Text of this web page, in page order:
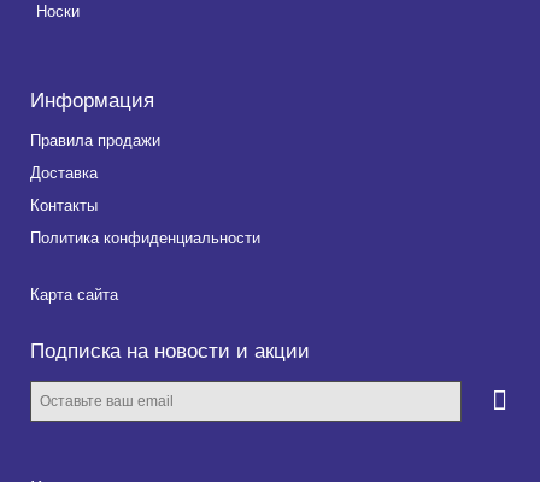
Носки
Информация
Правила продажи
Доставка
Контакты
Политика конфиденциальности
Карта сайта
Подписка на новости и акции